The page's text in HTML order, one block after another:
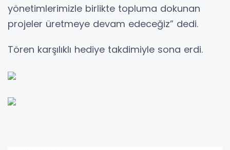
yönetimlerimizle birlikte topluma dokunan
projeler üretmeye devam edeceğiz” dedi.
Tören karşılıklı hediye takdimiyle sona erdi.